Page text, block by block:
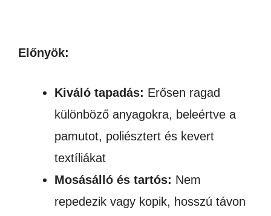
Előnyök:
Kiváló tapadás: Erősen ragad
különböző anyagokra, beleértve a
pamutot, poliésztert és kevert
textíliákat
Mosásálló és tartós: Nem
repedezik vagy kopik, hosszú távon